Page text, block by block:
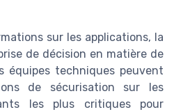
sur les applications, la
de décision en matière de
équipes techniques peuvent
de sécurisation sur les
les plus critiques pour